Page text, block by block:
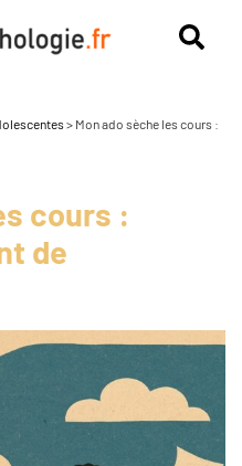
> Mon ado sèche les cours :
cours :
de